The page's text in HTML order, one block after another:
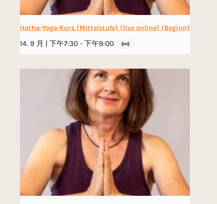
Hatha-Yoga-Kurs (Mittelstufe) (live online) (Beginn)
14. 9 月 | 下午7:30 - 下午9:00